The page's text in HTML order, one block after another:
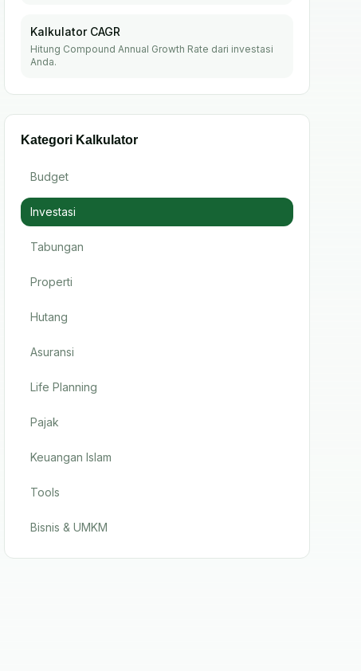
Kalkulator CAGR
Hitung Compound Annual Growth Rate dari investasi
Anda.
Kategori Kalkulator
Budget
Investasi
Tabungan
Properti
Hutang
Asuransi
Life Planning
Pajak
Keuangan Islam
Tools
Bisnis & UMKM